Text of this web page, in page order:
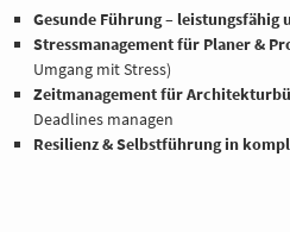
Gesunde Führung –
Stressmanagement für Planer &
Umgang mit Stress)
Zeitmanagement für
Deadlines managen
Resilienz & Selbstführung in